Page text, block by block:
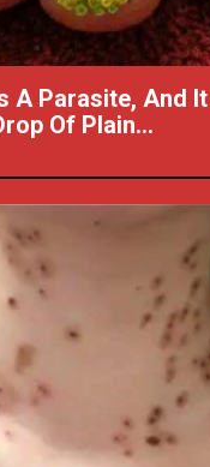
A Parasite, And
Of Plain...